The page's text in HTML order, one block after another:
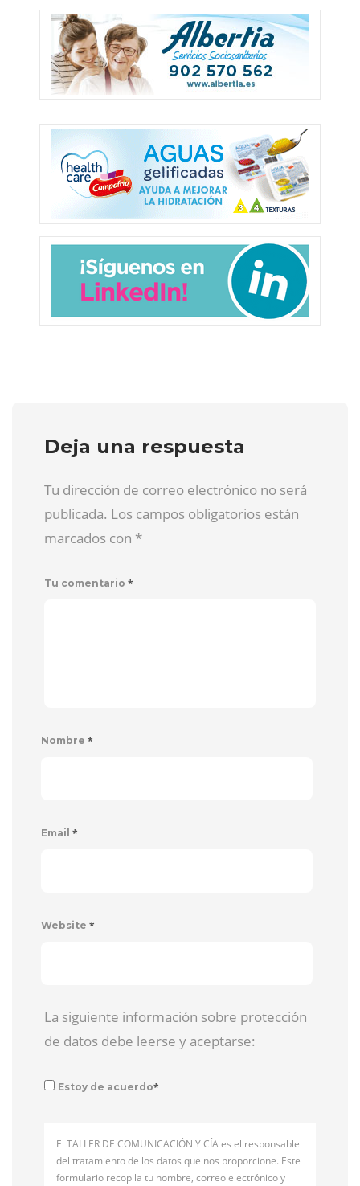
Deja una respuesta
Tu dirección de correo electrónico no será
publicada. Los campos obligatorios están
marcados con *
Tu comentario *
Nombre *
Email *
Website *
La siguiente información sobre protección
de datos debe leerse y aceptarse:
Estoy de acuerdo*
El TALLER DE COMUNICACIÓN Y CÍA es el responsable
del tratamiento de los datos que nos proporcione. Este
formulario recopila tu nombre, correo electrónico y